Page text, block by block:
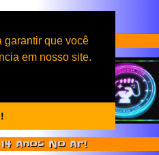
garantir que você
em nosso site.
HardGam3r
Anos No Ar!